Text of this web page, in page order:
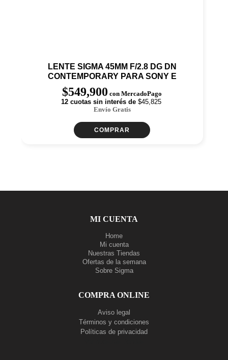
LENTE SIGMA 45MM F/2.8 DG DN
CONTEMPORARY PARA SONY E
$549,900 con MercadoPago
12 cuotas sin interés de $45,825
Envío Gratis
COMPRAR
MI CUENTA
Home
Mi cuenta
Nuestras Tiendas
Ofertas de la semana
Sobre Sigma
COMPRA ONLINE
Aviso legal
Términos y condiciones
Políticas de privacidad